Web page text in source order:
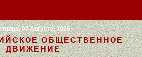
07 Августа, 2026
ОБЩЕСТВЕННОЕ
ДВИЖЕНИЕ